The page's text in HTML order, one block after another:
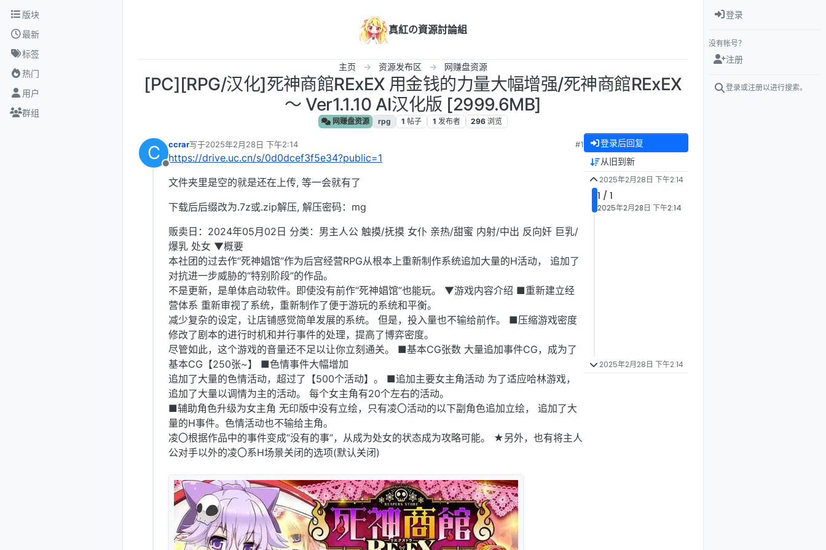
跳转至内容
版块
最新
标签
热门
用户
群组
真紅の資源討論組
主页 资源发布区 网赚盘资源
[PC][RPG/汉化]死神商館RExEX 用金钱的力量大幅增强/死神商館RExEX
～ Ver1.1.10 AI汉化版 [2999.6MB]
网赚盘资源 rpg 1 帖子 1 发布者 296 浏览
C
离线
ccrar写于2025年2月28日 下午2:14
最后由 编辑
#1
https://drive.uc.cn/s/0d0dcef3f5e34?public=1
文件夹里是空的就是还在上传, 等一会就有了
下载后后缀改为.7z或.zip解压, 解压密码：mg
贩卖日：2024年05月02日 分类：男主人公 触摸/抚摸 女仆 亲热/甜蜜 内射/中出 反向奸 巨乳/
爆乳 处女 ▼概要
本社团的过去作“死神娼馆”作为后宫经营RPG从根本上重新制作系统追加大量的H活动， 追加了
对抗进一步威胁的“特别阶段”的作品。
不是更新，是单体启动软件。即使没有前作“死神娼馆”也能玩。 ▼游戏内容介绍 ■重新建立经
营体系 重新审视了系统，重新制作了便于游玩的系统和平衡。
减少复杂的设定，让店铺感觉简单发展的系统。 但是，投入量也不输给前作。 ■压缩游戏密度
修改了剧本的进行时机和并行事件的处理，提高了博弈密度。
尽管如此，这个游戏的音量还不足以让你立刻通关。 ■基本CG张数 大量追加事件CG，成为了
基本CG【250张~】 ■色情事件大幅增加
追加了大量的色情活动，超过了【500个活动】。 ■追加主要女主角活动 为了适应哈林游戏，
追加了大量以调情为主的活动。 每个女主角有20个左右的活动。
■辅助角色升级为女主角 无印版中没有立绘，只有凌〇活动的以下副角色追加立绘， 追加了大
量的H事件。色情活动也不输给主角。
凌〇根据作品中的事件变成“没有的事”，从成为处女的状态成为攻略可能。 ★另外，也有将主人
公对手以外的凌〇系H场景关闭的选项(默认关闭)
登录后回复
从旧到新
2025年2月28日 下午2:14
1 / 1
2025年2月28日 下午2:14
2025年2月28日 下午2:14
登录
没有帐号？
注册
登录或注册以进行搜索。